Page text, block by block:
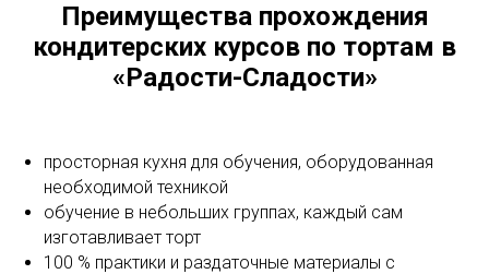
Преимущества прохождения
кондитерских курсов по тортам в
«Радости-Сладости»
просторная кухня для обучения, оборудованная
необходимой техникой
обучение в небольших группах, каждый сам
изготавливает торт
100 % практики и раздаточные материалы с